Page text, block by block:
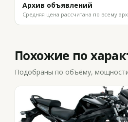
Архив объявлений
Средняя цена рассчитана по всему
Похожие по
Подобраны по объёму, мощности